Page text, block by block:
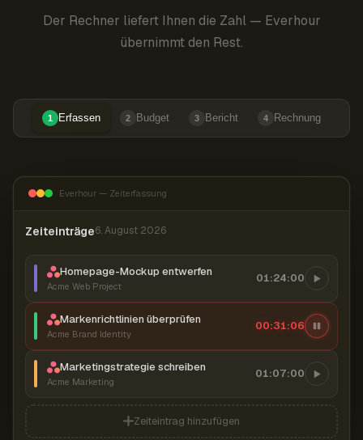
Der Rechner liefert Ihnen die Zahl — Everhour
übernimmt den Rest.
1 Erfassen 2 Budget 3 Bericht 4 Rechnung
Everhour — Zeiterfassung
Zeiteinträge6. August 2026
Homepage-Mockup entwerfen
Acme Web Project
01:24:00
Markenrichtlinien überprüfen
Acme Brand Identity
00:31:07
Marketingstrategie schreiben
Acme Marketing
01:07:00
Zeiteintrag hinzufügen